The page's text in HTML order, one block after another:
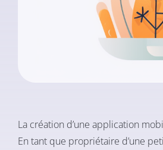
La création d’une application
En tant que propriétaire d’une